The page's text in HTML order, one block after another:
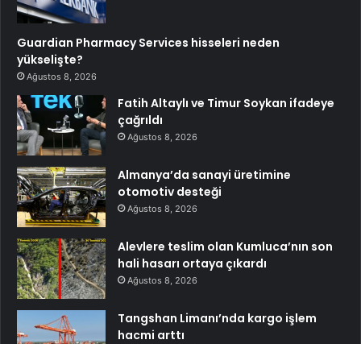
Guardian Pharmacy Services hisseleri neden
yükselişte?
Ağustos 8, 2026
Fatih Altaylı ve Timur Soykan ifadeye
çağrıldı
Ağustos 8, 2026
Almanya’da sanayi üretimine
otomotiv desteği
Ağustos 8, 2026
Alevlere teslim olan Kumluca’nın son
hali hasarı ortaya çıkardı
Ağustos 8, 2026
Tangshan Limanı’nda kargo işlem
hacmi arttı